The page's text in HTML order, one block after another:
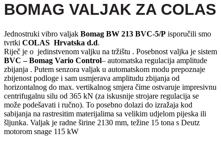
BOMAG VALJAK ZA COLAS
Jednostruki vibro valjak Bomag BW 213 BVC-5/P isporučili smo
tvrtki COLAS Hrvatska d.d.
Riječ je o jedinstvenom valjku na tržištu . Posebnost valjka je sistem
BVC – Bomag Vario Control– automatska regulacija amplitude
zbijanja . Putem senzora valjak u automatskom modu prepoznaje
zbijenost podloge i sam usmjerava amplitudu zbijanja od
horizontalnog do max. vertikalnog smjera čime ostvaruje impresivnu
centrifugalnu silu od 365 kN (za iskusnije strojare regulacija se
može podešavati i ručno). To posebno dolazi do izražaja kod
sabijanja na rastresitim materijalima sa velikim udjelom pijeska ili
šljunka. Valjak je radne širine 2130 mm, težine 15 tona s Deutz
motorom snage 115 kW